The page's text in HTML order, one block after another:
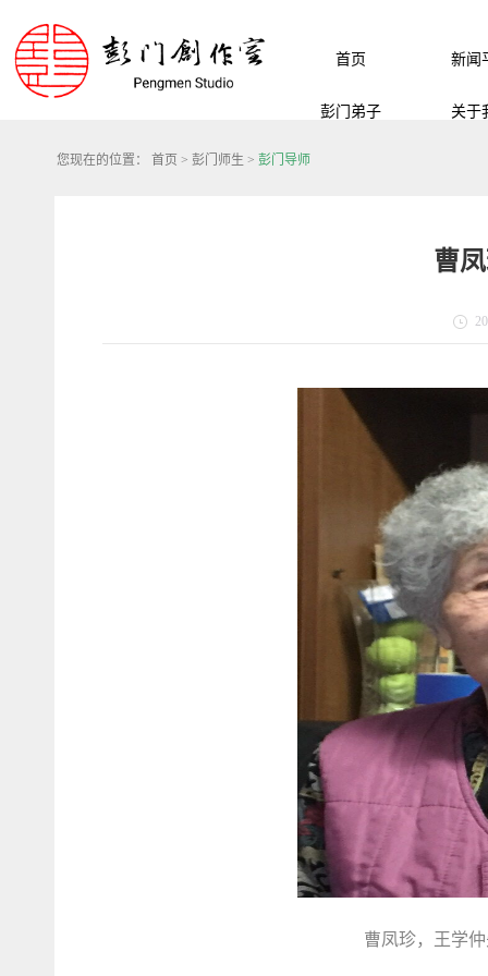
首页 新闻
彭门弟子 关于
您现在的位置： 首页 > 彭门师生 > 彭门导师
曹
曹凤珍，王学